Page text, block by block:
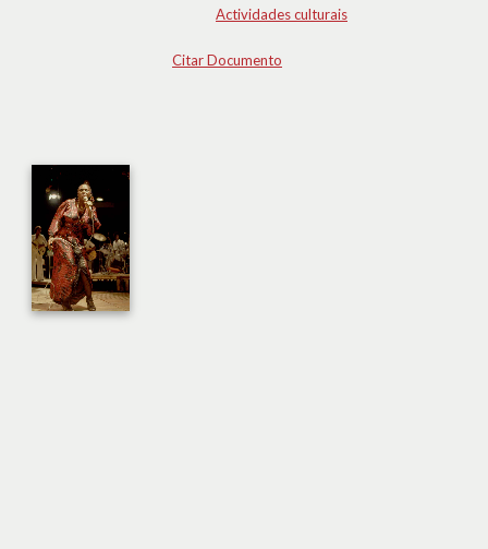
Actividades culturais
Citar Documento